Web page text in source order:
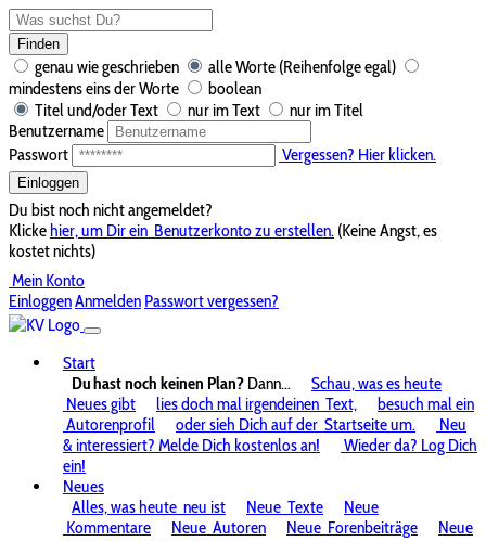
Finden
genau wie geschrieben
alle Worte (Reihenfolge egal)
mindestens eins der Worte
boolean
Titel und/oder Text
nur im Text
nur im Titel
Benutzername
Passwort
Vergessen? Hier klicken.
Einloggen
Du bist noch nicht angemeldet?
Klickehier, um Dir ein Benutzerkonto zu erstellen. (Keine Angst, es
kostet nichts)
Mein Konto
EinloggenAnmelden Passwort vergessen?
Start
Du hast noch keinen Plan? Dann...
Schau, was es heute
Neues gibt
lies doch mal irgendeinen Text,
besuch mal ein
Autorenprofil
oder sieh Dich auf der Startseite um.
Neu
& interessiert? Melde Dich kostenlos an!
Wieder da? Log Dich
ein!
Neues
Alles, was heute neu ist Neue Texte
Neue
Kommentare
Neue Autoren Neue Forenbeiträge
Neue